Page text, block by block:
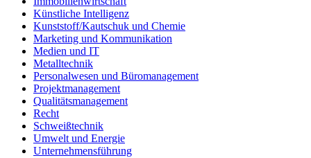
Künstliche Intelligenz
Kunststoff/Kautschuk und Chemie
Marketing und Kommunikation
Medien und IT
Metalltechnik
Personalwesen und Büromanagement
Projektmanagement
Qualitätsmanagement
Recht
Schweißtechnik
Umwelt und Energie
Unternehmensführung